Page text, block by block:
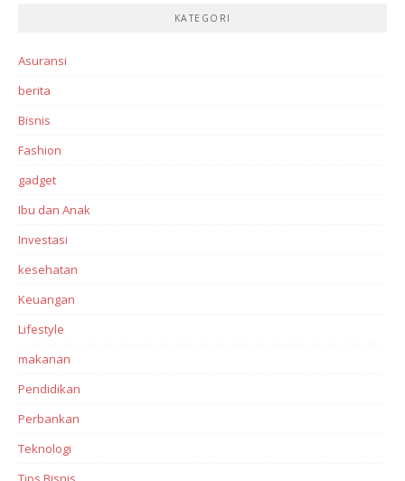
KATEGORI
Asuransi
berita
Bisnis
Fashion
gadget
Ibu dan Anak
Investasi‎
kesehatan
Keuangan
Lifestyle
makanan
Pendidikan
Perbankan‎
Teknologi